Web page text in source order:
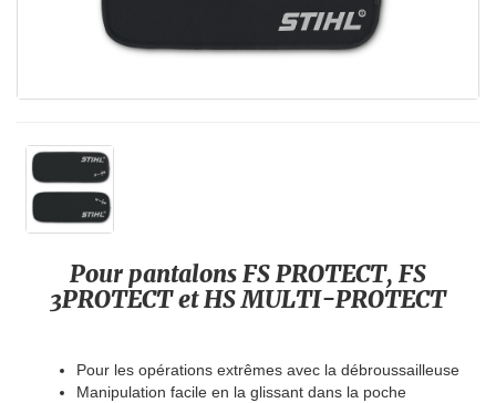
Pour pantalons FS PROTECT, FS
3PROTECT et HS MULTI-PROTECT
Pour les opérations extrêmes avec la débroussailleuse
Manipulation facile en la glissant dans la poche